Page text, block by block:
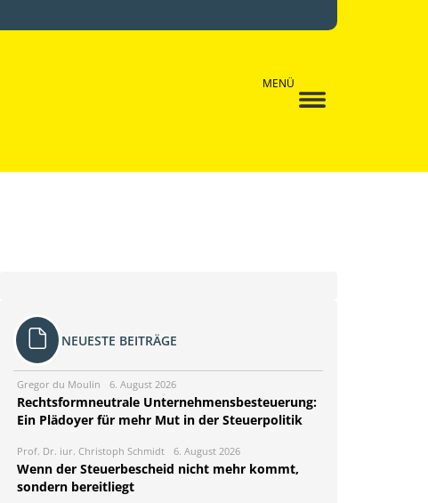
MENÜ
NEUESTE BEITRÄGE
Gregor du Moulin 6. August 2026
Rechtsformneutrale Unternehmensbesteuerung:
Ein Plädoyer für mehr Mut in der Steuerpolitik
Prof. Dr. iur. Christoph Schmidt 6. August 2026
Wenn der Steuerbescheid nicht mehr kommt,
sondern bereitliegt